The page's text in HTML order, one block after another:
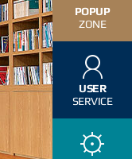
POPUP
ZONE
USER
SERVICE